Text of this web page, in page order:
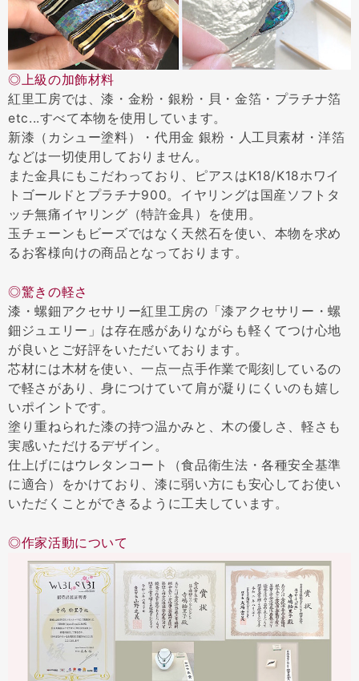
◎上級の加飾材料
紅里工房では、漆・金粉・銀粉・貝・金箔・プラチナ箔
etc...すべて本物を使用しています。
新漆（カシュー塗料）・代用金 銀粉・人工貝素材・洋箔
などは一切使用しておりません。
また金具にもこだわっており、ピアスはK18/K18ホワイ
トゴールドとプラチナ900。イヤリングは国産ソフトタ
ッチ無痛イヤリング（特許金具）を使用。
玉チェーンもビーズではなく天然石を使い、本物を求め
るお客様向けの商品となっております。
◎驚きの軽さ
漆・螺鈿アクセサリー紅里工房の「漆アクセサリー・螺
鈿ジュエリー」は存在感がありながらも軽くてつけ心地
が良いとご好評をいただいております。
芯材には木材を使い、一点一点手作業で彫刻しているの
で軽さがあり、身につけていて肩が凝りにくいのも嬉し
いポイントです。
塗り重ねられた漆の持つ温かみと、木の優しさ、軽さも
実感いただけるデザイン。
仕上げにはウレタンコート（食品衛生法・各種安全基準
に適合）をかけており、漆に弱い方にも安心してお使い
いただくことができるように工夫しています。
◎作家活動について